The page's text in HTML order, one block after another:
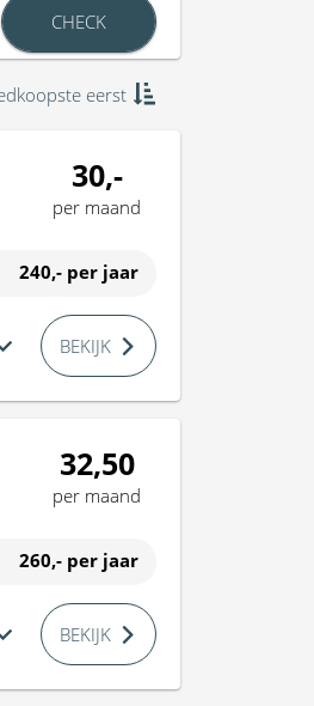
CHECK
eerst
30,-
per maand
240,- per jaar
BEKIJK
32,50
per maand
260,- per jaar
BEKIJK